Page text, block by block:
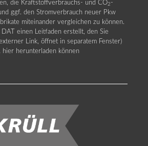
die Kraftstoffverbrauchs- und CO2 -
ggf. den Stromverbrauch neuer Pkw
miteinander vergleichen zu können.
einen Leitfaden erstellt, den Sie
Link, öffnet in separatem Fenster)
hier herunterladen können